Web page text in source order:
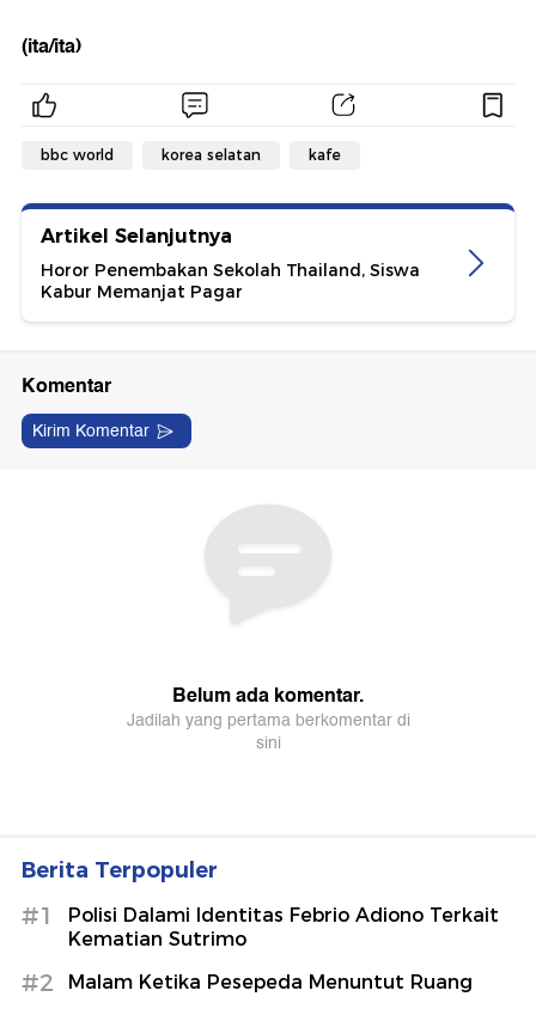
(ita/ita)
bbc world korea selatan kafe
Artikel Selanjutnya
Horor Penembakan Sekolah Thailand, Siswa
Kabur Memanjat Pagar
Berita Terpopuler
#1
Polisi Dalami Identitas Febrio Adiono Terkait
Kematian Sutrimo
#2 Malam Ketika Pesepeda Menuntut Ruang